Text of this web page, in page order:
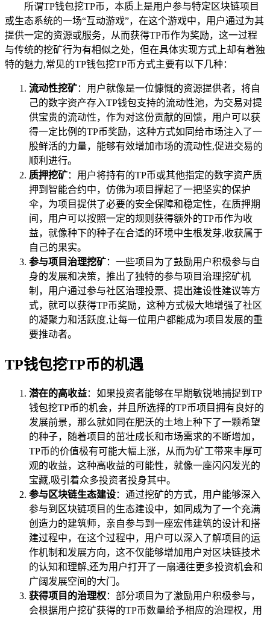
所谓TP钱包挖TP币，本质上是用户参与特定区块链项目
或生态系统的一场“互动游戏”，在这个游戏中，用户通过为其
提供一定的资源或服务，从而获得TP币作为奖励，这一过程
与传统的挖矿行为有相似之处，但在具体实现方式上却有着独
特的魅力,常见的TP钱包挖TP币方式主要有以下几种：
流动性挖矿：用户就像是一位慷慨的资源提供者，将自
己的数字资产存入TP钱包支持的流动性池，为交易对提
供宝贵的流动性，作为对这份贡献的回馈，用户可以获
得一定比例的TP币奖励，这种方式如同给市场注入了一
股鲜活的力量，能够有效增加市场的流动性,促进交易的
顺利进行。
质押挖矿：用户将持有的TP币或其他指定的数字资产质
押到智能合约中，仿佛为项目撑起了一把坚实的保护
伞，为项目提供了必要的安全保障和稳定性，在质押期
间，用户可以按照一定的规则获得额外的TP币作为收
益，就像种下的种子在合适的环境中生根发芽,收获属于
自己的果实。
参与项目治理挖矿：一些项目为了鼓励用户积极参与自
身的发展和决策，推出了独特的参与项目治理挖矿机
制，用户通过参与社区治理投票、提出建设性建议等方
式，就可以获得TP币奖励，这种方式极大地增强了社区
的凝聚力和活跃度,让每一位用户都能成为项目发展的重
要推动者。
TP钱包挖TP币的机遇
潜在的高收益：如果投资者能够在早期敏锐地捕捉到TP
钱包挖TP币的机会，并且所选择的TP币项目拥有良好的
发展前景，那么就如同在肥沃的土地上种下了一颗希望
的种子，随着项目的茁壮成长和市场需求的不断增加，
TP币的价值极有可能大幅上涨，从而为矿工带来丰厚可
观的收益，这种高收益的可能性，就像一座闪闪发光的
宝藏,吸引着众多投资者投身其中。
参与区块链生态建设：通过挖矿的方式，用户能够深入
参与到区块链项目的生态建设中，如同成为了一个充满
创造力的建筑师，亲自参与到一座宏伟建筑的设计和搭
建过程中，在这个过程中，用户可以深入了解项目的运
作机制和发展方向，这不仅能够增加用户对区块链技术
的认知和理解,还为用户打开了一扇通往更多投资机会和
广阔发展空间的大门。
获得项目的治理权：部分项目为了激励用户积极参与，
会根据用户挖矿获得的TP币数量给予相应的治理权，用